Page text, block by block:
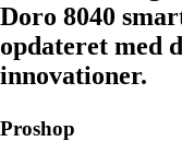
Doro 8040
opdateret med
innovationer.
Proshop